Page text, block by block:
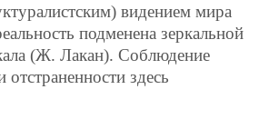
видением мира
подменена зеркальной
(Ж. Лакан). Соблюдение
здесь